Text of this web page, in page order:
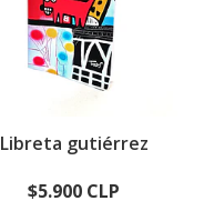
Libreta gutiérrez
$5.900 CLP